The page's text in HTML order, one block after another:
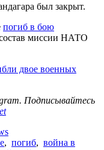
был закрыт.
погиб в бою
миссии НАТО
двое военных
Подписывайтесь
, погиб, война в